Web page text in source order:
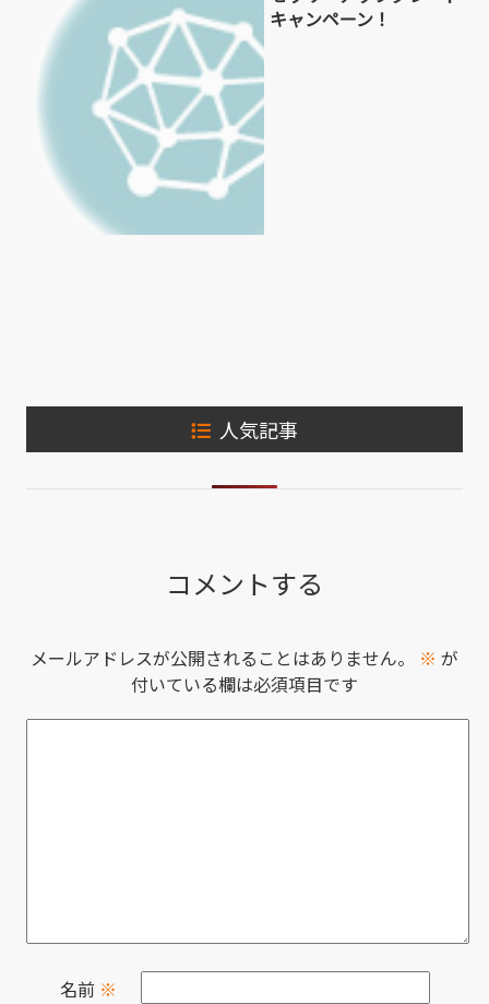
キャンペーン！
人気記事
コメントする
メールアドレスが公開されることはありません。 ※ が
付いている欄は必須項目です
名前 ※